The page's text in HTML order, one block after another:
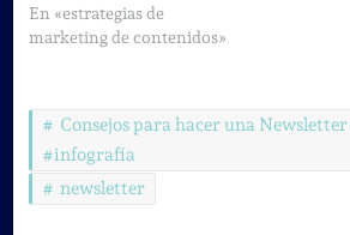
En «estrategias de
marketing de contenidos»
Consejos para hacer una
#infografía
newsletter